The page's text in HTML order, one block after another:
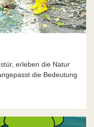
erleben die Natur
die Bedeutung